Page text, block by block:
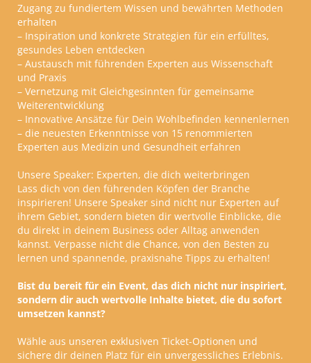
Zugang zu fundiertem Wissen und bewährten Methoden
erhalten
– Inspiration und konkrete Strategien für ein erfülltes,
gesundes Leben entdecken
– Austausch mit führenden Experten aus Wissenschaft
und Praxis
– Vernetzung mit Gleichgesinnten für gemeinsame
Weiterentwicklung
– Innovative Ansätze für Dein Wohlbefinden kennenlernen
– die neuesten Erkenntnisse von 15 renommierten
Experten aus Medizin und Gesundheit erfahren
Unsere Speaker: Experten, die dich weiterbringen
Lass dich von den führenden Köpfen der Branche
inspirieren! Unsere Speaker sind nicht nur Experten auf
ihrem Gebiet, sondern bieten dir wertvolle Einblicke, die
du direkt in deinem Business oder Alltag anwenden
kannst. Verpasse nicht die Chance, von den Besten zu
lernen und spannende, praxisnahe Tipps zu erhalten!
Bist du bereit für ein Event, das dich nicht nur inspiriert,
sondern dir auch wertvolle Inhalte bietet, die du sofort
umsetzen kannst?
Wähle aus unseren exklusiven Ticket-Optionen und
sichere dir deinen Platz für ein unvergessliches Erlebnis.